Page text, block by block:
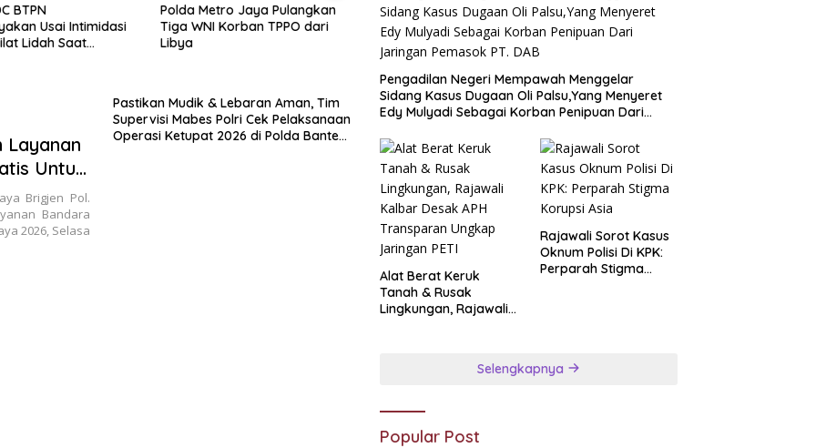
Polda Metro Jaya Pulangkan
Tiga WNI Korban TPPO dari
Libya
Satreskrim Polres Bangkalan
bergerak cepat memburu dan
berhasil meringkus dua pelaku
spesialis curanmor berinisial
FAW (16) warga Sidoarjo dan
HP (25) warga Tulungagung.
Polres Metro Jakarta Barat
Bongkar Jaringan
Internasional Pemasok Bahan
Baku Narkoba, 7 Tersangka
Ditangkap dan Barang Bukti 1,1
ton Senilai Rp119 Miliar
Dimusnahkan
Untuk
Brigjen Pol.
Bandara
2026, Selasa
Pastikan Mudik & Lebaran Aman, Tim
Supervisi Mabes Polri Cek Pelaksanaan
Operasi Ketupat 2026 di Polda Banten
Pengadilan Negeri Mempawah Menggelar
Sidang Kasus Dugaan Oli Palsu,Yang Menyeret
Edy Mulyadi Sebagai Korban Penipuan Dari
Alat Berat Keruk
Tanah & Rusak
Lingkungan, Rajawali
Rajawali Sorot Kasus
Oknum Polisi Di KPK:
Perparah Stigma
Selengkapnya
Popular Post